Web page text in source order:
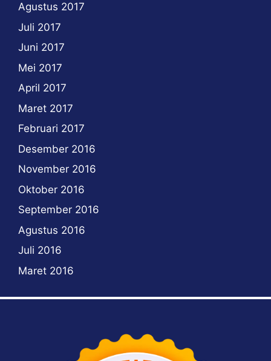
Agustus 2017
Juli 2017
Juni 2017
Mei 2017
April 2017
Maret 2017
Februari 2017
Desember 2016
November 2016
Oktober 2016
September 2016
Agustus 2016
Juli 2016
Maret 2016